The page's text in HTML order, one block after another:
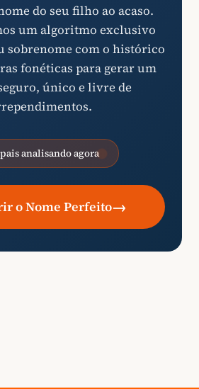
do seu filho ao acaso.
um algoritmo exclusivo
sobrenome com o histórico
fonéticas para gerar um
único e livre de
pais analisando agora
o Nome Perfeito→